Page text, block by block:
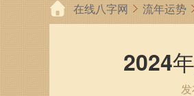
在线八字网 流年运势
2024